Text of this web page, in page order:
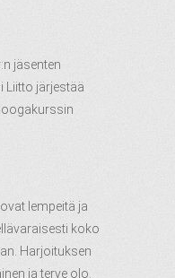
jäsenten
Liitto järjestää
lempeitä ja
koko
Harjoituksen
ja terve olo.